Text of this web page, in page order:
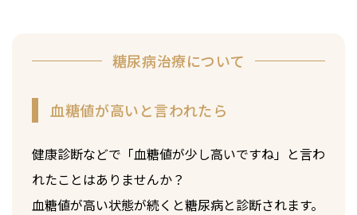
糖尿病治療について
血糖値が高いと言われたら
健康診断などで「血糖値が少し高いですね」と言わ
れたことはありませんか？
血糖値が高い状態が続くと糖尿病と診断されます。